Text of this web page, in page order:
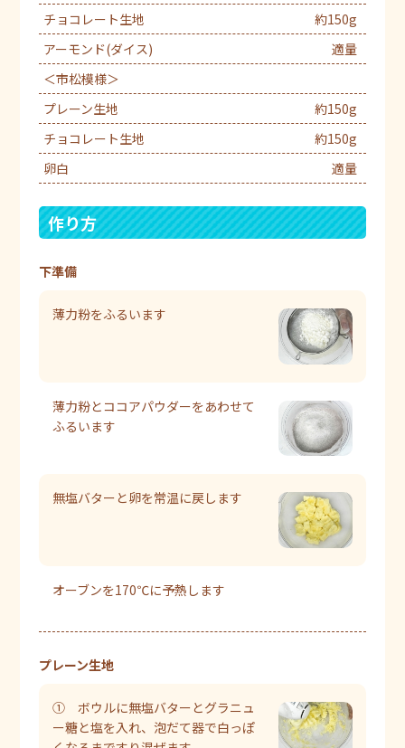
チョコレート生地
約150g
アーモンド(ダイス)
適量
＜市松模様＞
プレーン生地
約150g
チョコレート生地
約150g
卵白
適量
作り方
下準備
薄力粉をふるいます
薄力粉とココアパウダーをあわせて
ふるいます
無塩バターと卵を常温に戻します
オーブンを170℃に予熱します
プレーン生地
① ボウルに無塩バターとグラニュ
ー糖と塩を入れ、泡だて器で白っぽ